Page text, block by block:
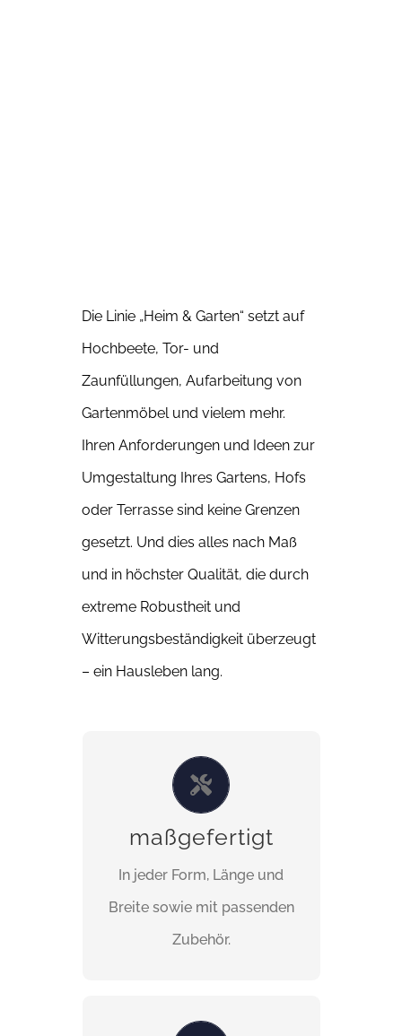
Die Linie „Heim & Garten“ setzt auf
Hochbeete, Tor- und
Zaunfüllungen, Aufarbeitung von
Gartenmöbel und vielem mehr.
Ihren Anforderungen und Ideen zur
Umgestaltung Ihres Gartens, Hofs
oder Terrasse sind keine Grenzen
gesetzt. Und dies alles nach Maß
und in höchster Qualität, die durch
extreme Robustheit und
Witterungsbeständigkeit überzeugt
– ein Hausleben lang.
maßgefertigt
In jeder Form, Länge und
Breite sowie mit passenden
Zubehör.
MASSGEFERTIGT
Maß! Nach Ihren Wünschen
und Gegebenheiten vor Ort
passend angefertigt.